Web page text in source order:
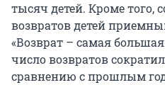
тысяч детей. Кроме того,
возвратов детей
«Возврат – самая
число возвратов
сравнению с прошлым